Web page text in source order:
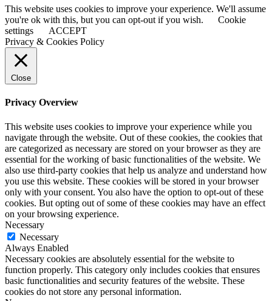
This website uses cookies to improve your experience. We'll assume
you're ok with this, but you can opt-out if you wish.
Cookie
settings
ACCEPT
Privacy & Cookies Policy
Close
Privacy Overview
This website uses cookies to improve your experience while you
navigate through the website. Out of these cookies, the cookies that
are categorized as necessary are stored on your browser as they are
essential for the working of basic functionalities of the website. We
also use third-party cookies that help us analyze and understand how
you use this website. These cookies will be stored in your browser
only with your consent. You also have the option to opt-out of these
cookies. But opting out of some of these cookies may have an effect
on your browsing experience.
Necessary
Necessary
Always Enabled
Necessary cookies are absolutely essential for the website to
function properly. This category only includes cookies that ensures
basic functionalities and security features of the website. These
cookies do not store any personal information.